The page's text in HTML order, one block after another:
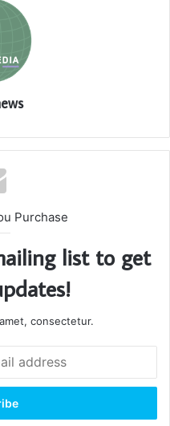
Purchase
list to get
consectetur.